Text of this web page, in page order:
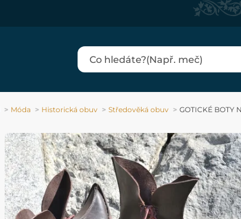
Móda Historická obuv Středověká obuv GOTICKÉ BOTY